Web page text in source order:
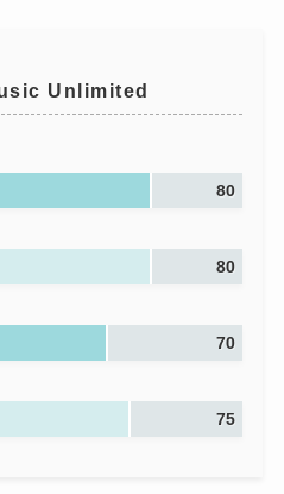
Unlimited
80
80
70
75